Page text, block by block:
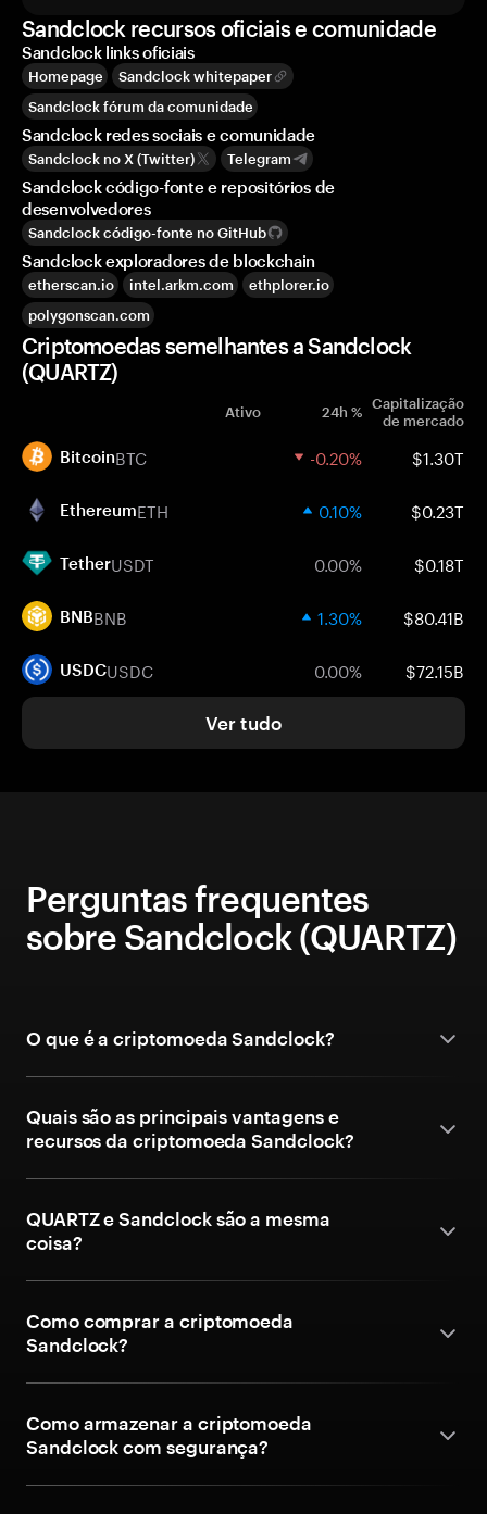
Sandclock recursos oficiais e comunidade
Sandclock links oficiais
Homepage
Sandclock whitepaper
Sandclock fórum da comunidade
Sandclock redes sociais e comunidade
Sandclock no X (Twitter) Telegram
Sandclock código-fonte e repositórios de
desenvolvedores
Sandclock código-fonte no GitHub
Sandclock exploradores de blockchain
etherscan.io intel.arkm.com
ethplorer.io
polygonscan.com
Criptomoedas semelhantes a Sandclock
(QUARTZ)
Ativo 24h % Capitalização
de mercado
BitcoinBTC -0.20% $1.30T
EthereumETH 0.10% $0.23T
TetherUSDT 0.00% $0.18T
BNBBNB 1.30% $80.41B
USDCUSDC 0.00% $72.15B
Ver tudo
Perguntas frequentes
sobre Sandclock (QUARTZ)
O que é a criptomoeda Sandclock?
Quais são as principais vantagens e
recursos da criptomoeda Sandclock?
QUARTZ e Sandclock são a mesma
coisa?
Como comprar a criptomoeda
Sandclock?
Como armazenar a criptomoeda
Sandclock com segurança?